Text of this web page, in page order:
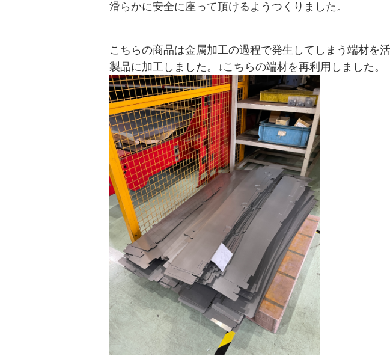
滑らかに安全に座って頂けるようつくりました。
こちらの商品は金属加工の過程で発生してしまう端材を
製品に加工しました。↓こちらの端材を再利用しました。